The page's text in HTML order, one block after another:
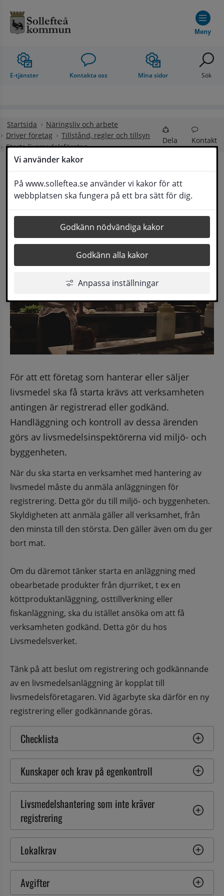
Vi använder kakor
På www.solleftea.se använder vi kakor för att
webbplatsen ska fungera på ett bra sätt för dig.
Godkänn nödvändiga kakor
Godkänn alla kakor
Anpassa inställningar
Meny
E-tjänster Kontakta oss Mina sidor Sök
Startsida
Näringsliv och arbete
Driver företag
Tillstånd, regler och tillsyn
Starta livsmedelsföretag
Dela Kontakt
Starta
livsmedelsföretag
För att ett företag som hanterar eller säljer
livsmedel ska få starta krävs att verksamheten
antingen är registrerad eller godkänd.
Handläggning och kontroll av dessa ärenden
görs av livsmedelsinspektörerna vid miljö- och
byggenheten.
När du ska starta en verksamhet med hantering av
livsmedel måste du anmäla anläggningen för
registrering. Detta gör du till miljö- och byggenheten.
Skyldigheten att anmäla gäller all verksamhet, från
den minsta till den största. Den gäller även om du ger
bort mat.
Om du däremot tänker starta en anläggning med
obearbetade produkter från djurriket, t ex en
köttproduktanläggning, osttillverkning eller
fiskanläggning, ska du istället ansöka om att få
verksamheten godkänd. Detta gör du hos
Livsmedelsverket.
Tänk på att beslut om registrering och godkännande
av en livsmedelsanläggning är kopplat till
livsmedelsföretagaren. Vid ägarbyte ska därför en ny
registrering eller godkännande göras.
Checklista
Kunskaper och krav på egenkontroll
Livsmedelshantering som inte kräver
registrering
Lokalkrav
Avgifter